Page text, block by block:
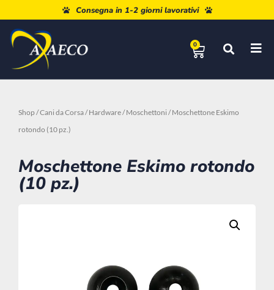
Consegna in 1-2 giorni lavorativi
Paga a rate con Paypal o Klarna
0
Shop /Cani da Corsa/Hardware/Moschettoni / Moschettone Eskimo
rotondo (10 pz.)
Moschettone Eskimo rotondo
(10 pz.)